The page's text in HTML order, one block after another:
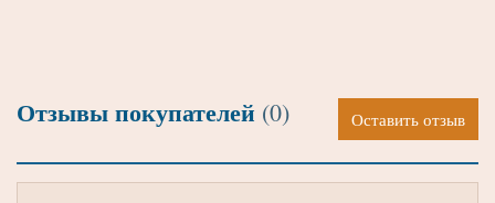
Отзывы покупателей (0) Оставить отзыв